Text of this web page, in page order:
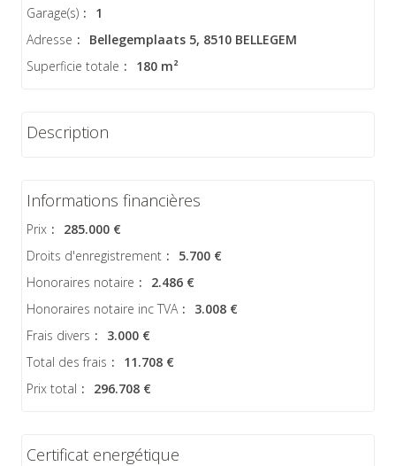
Garage(s) :
1
Adresse :
Bellegemplaats 5, 8510 BELLEGEM
Superficie totale : 180 m²
Description
Informations financières
Prix :
285.000 €
Droits d'enregistrement :
5.700 €
Honoraires notaire :
2.486 €
Honoraires notaire inc TVA :
3.008 €
Frais divers :
3.000 €
Total des frais :
11.708 €
Prix total : 296.708 €
Certificat energétique